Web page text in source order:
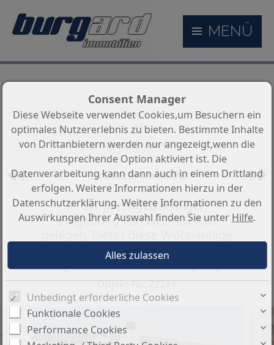
MENÜ
Objekt 88 von 625
Zurück zur Übersicht
In der prestigeträchtigen
Umgebung von La Finca Golf
eine exklusive Auswahl von 34
Bungalows, die darauf ausgelegt s
Objekt-Nr.: 22284
Consent Manager
Diese Webseite verwendet Cookies,um Besuchern ein
optimales Nutzererlebnis zu bieten. Bestimmte Inhalte
von Drittanbietern werden nur angezeigt,wenn die
entsprechende Option aktiviert ist. Die
Datenverarbeitung kann dann auch in einem Drittland
erfolgen. Weitere Informationen hierzu in der
Datenschutzerklärung. Weitere Informationen zu den
Auswirkungen Ihrer Auswahl finden Sie unter Hilfe.
Unbedingt erforderliche Cookies
Funktionale Cookies
Performance Cookies